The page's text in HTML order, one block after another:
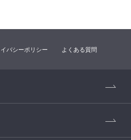
バシーポリシー よくある質問